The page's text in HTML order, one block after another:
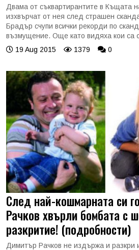
Двама от съквартирантите в Къщата
изхвърчат от нея след страшен
Брадър счупи всички рекорди по
възмущение. Още като видяха кои са
19 Aug 2015
1379 0
След най-кошмарната си
Рачков хвърли бомбата с
разкритие! (подробности)
Димитър Рачков не издържа и разкри